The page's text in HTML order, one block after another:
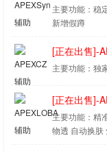
主要功能：稳
新增假蹲
[正在出售]-
主要功能：独
[正在出售]-
主要功能：精
物透 自动换肤